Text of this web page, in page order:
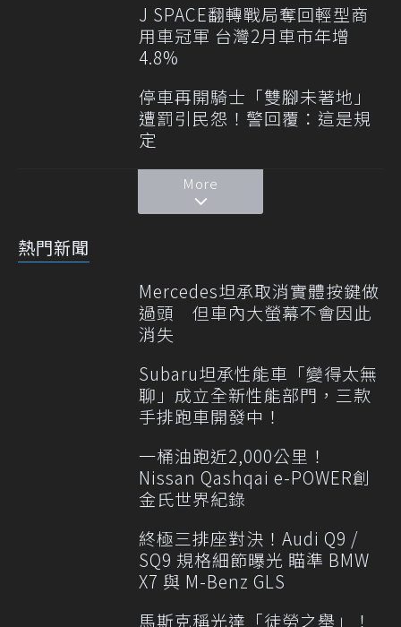
J SPACE翻轉戰局奪回輕型商
用車冠軍 台灣2月車市年增
4.8%
停車再開騎士「雙腳未著地」
遭罰引民怨！警回覆：這是規
定
More
熱門新聞
Mercedes坦承取消實體按鍵做
過頭 但車內大螢幕不會因此
消失
Subaru坦承性能車「變得太無
聊」成立全新性能部門，三款
手排跑車開發中！
一桶油跑近2,000公里！
Nissan Qashqai e-POWER創
金氏世界紀錄
終極三排座對決！Audi Q9 /
SQ9 規格細節曝光 瞄準 BMW
X7 與 M-Benz GLS
馬斯克稱光達「徒勞之舉」！